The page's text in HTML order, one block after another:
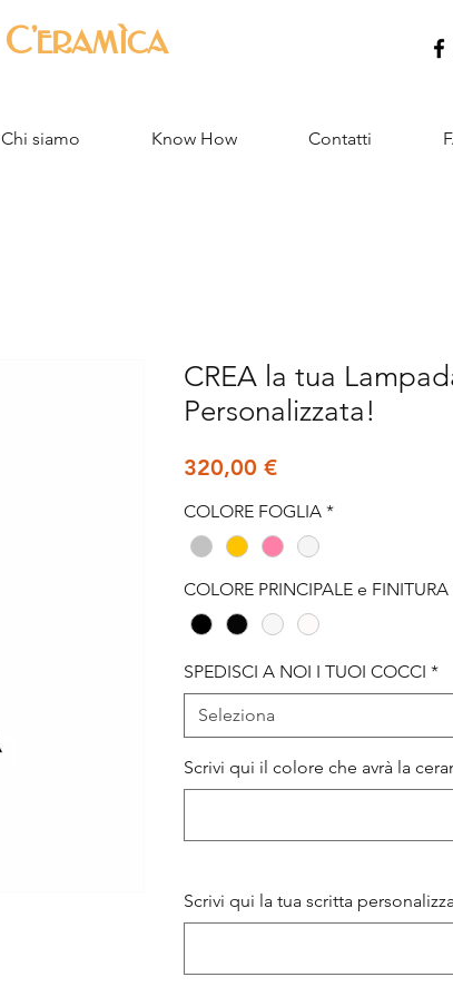
C'eramìca
Chi siamo Know How Contatti
CREA la tua
Personalizzata!
320,00 €Prezzo
COLORE FOGLIA *
COLORE PRINCIPALE e FINITURA
SPEDISCI A NOI I TUOI COCCI *
Seleziona
Scrivi qui il colore che avrà la
Scrivi qui la tua scritta